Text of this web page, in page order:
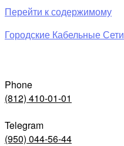
Перейти к содержимому
Городские Кабельные Сети
Phone
(812) 410-01-01
Telegram
(950) 044-56-44